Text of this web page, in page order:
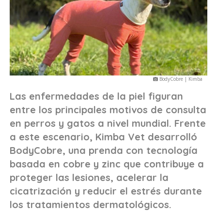
BodyCobre | Kimba
Las enfermedades de la piel figuran
entre los principales motivos de consulta
en perros y gatos a nivel mundial. Frente
a este escenario, Kimba Vet desarrolló
BodyCobre, una prenda con tecnología
basada en cobre y zinc que contribuye a
proteger las lesiones, acelerar la
cicatrización y reducir el estrés durante
los tratamientos dermatológicos.